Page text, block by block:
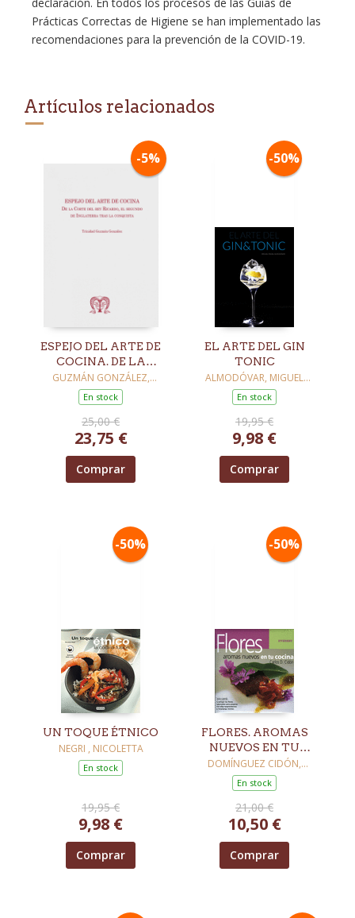
Prácticas Correctas de Higiene se han implementado las
recomendaciones para la prevención de la COVID-19.
Artículos relacionados
-5%
ESPEJO DEL ARTE DE
COCINA. DE LA
CORTE DEL REY
RICARDO, EL
SEGUNDO DE
INGLATERRA
GUZMÁN GONZÁLEZ,
TRINIDAD
En stock
25,00 €
23,75 €
Comprar
-50%
EL ARTE DEL GIN
TONIC
ALMODÓVAR, MIGUEL
ÁNGEL
En stock
19,95 €
9,98 €
Comprar
-50%
UN TOQUE ÉTNICO
NEGRI , NICOLETTA
En stock
19,95 €
9,98 €
Comprar
-50%
FLORES. AROMAS
NUEVOS EN TU
COCINA
DOMÍNGUEZ CIDÓN,
CARLOS
En stock
21,00 €
10,50 €
Comprar